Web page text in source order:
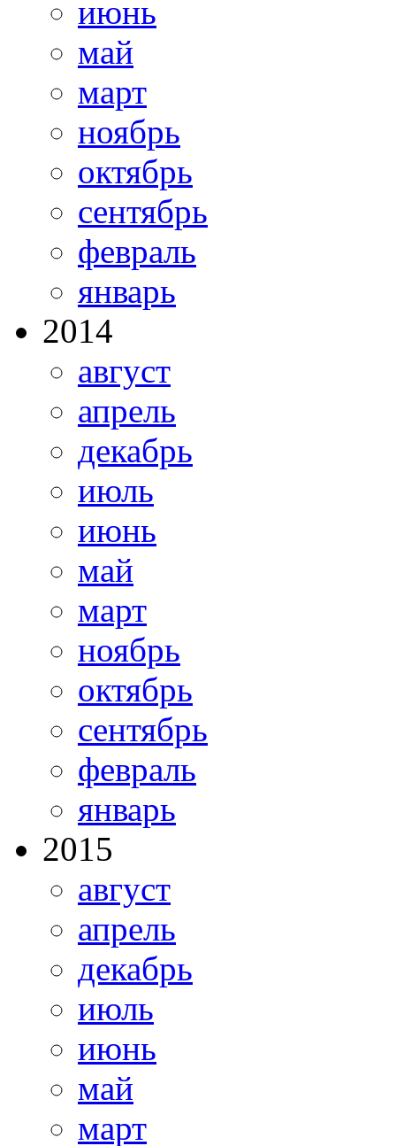
июнь
май
март
ноябрь
октябрь
сентябрь
февраль
январь
2014
август
апрель
декабрь
июль
июнь
май
март
ноябрь
октябрь
сентябрь
февраль
январь
2015
август
апрель
декабрь
июль
июнь
май
март